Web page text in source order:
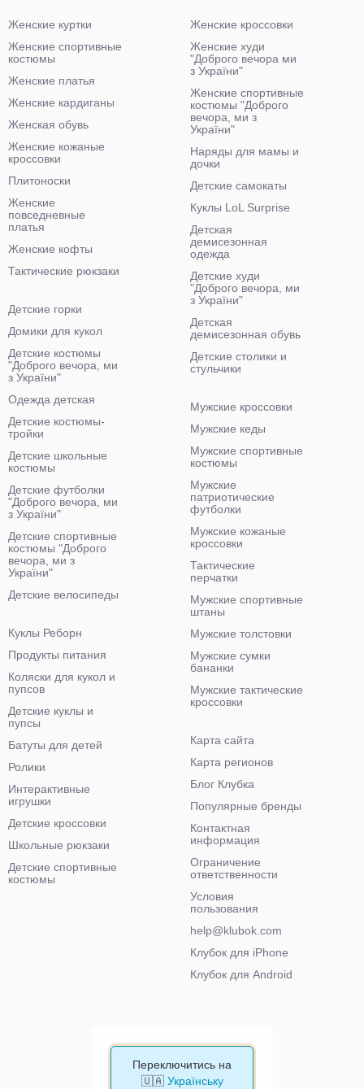
Женские куртки
Женские спортивные
костюмы
Женские платья
Женские кардиганы
Женская обувь
Женские кожаные
кроссовки
Плитоноски
Женские
повседневные
платья
Женские кофты
Тактические рюкзаки
Женские кроссовки
Женские худи
"Доброго вечора ми
з України"
Женские спортивные
костюмы "Доброго
вечора, ми з
України"
Наряды для мамы и
дочки
Детские самокаты
Куклы LoL Surprise
Детская
демисезонная
одежда
Детские худи
"Доброго вечора, ми
з України"
Детская
демисезонная обувь
Детские столики и
стульчики
Детские горки
Домики для кукол
Детские костюмы
"Доброго вечора, ми
з України"
Одежда детская
Детские костюмы-
тройки
Детские школьные
костюмы
Детские футболки
"Доброго вечора, ми
з України"
Детские спортивные
костюмы "Доброго
вечора, ми з
України"
Детские велосипеды
Мужские кроссовки
Мужские кеды
Мужские спортивные
костюмы
Мужские
патриотические
футболки
Мужские кожаные
кроссовки
Тактические
перчатки
Мужские спортивные
штаны
Мужские толстовки
Мужские сумки
бананки
Мужские тактические
кроссовки
Куклы Реборн
Продукты питания
Коляски для кукол и
пупсов
Детские куклы и
пупсы
Батуты для детей
Ролики
Интерактивные
игрушки
Детские кроссовки
Школьные рюкзаки
Детские спортивные
костюмы
Карта сайта
Карта регионов
Блог Клубка
Популярные бренды
Контактная
информация
Ограничение
ответственности
Условия
пользования
help@klubok.com
Клубок для iPhone
Клубок для Android
Переключитись на
🇺🇦 Українську